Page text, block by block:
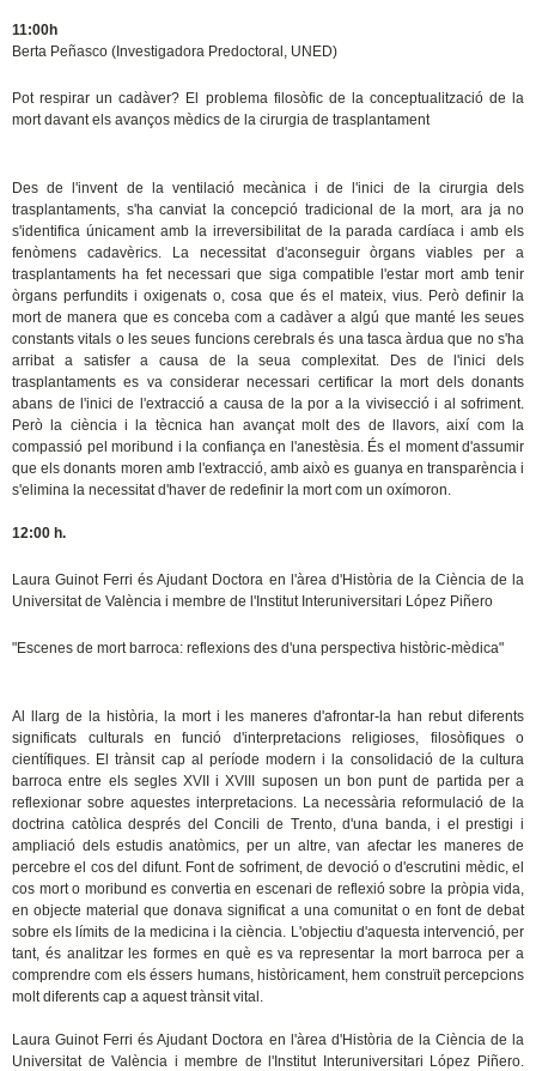
11:00h
Berta Peñasco (Investigadora Predoctoral, UNED)
Pot respirar un cadàver? El problema filosòfic de la conceptualització de la
mort davantels avanços mèdics de la cirurgia de trasplantament
Des de l'invent de la ventilació mecànica i de l'inici de la cirurgia dels
trasplantaments, s'ha canviat la concepció tradicional de la mort, ara ja no
s'identifica únicament amb la irreversibilitat de la parada cardíaca i amb els
fenòmens cadavèrics. La necessitat d'aconseguir òrgans viables per a
trasplantaments ha fet necessari que siga compatible l'estar mort amb tenir
òrgans perfundits i oxigenats o, cosa que és el mateix, vius. Però definir la
mort de manera que es conceba com a cadàver a algú que manté les seues
constants vitals o les seues funcions cerebrals és una tasca àrdua que no s'ha
arribat a satisfer a causa de la seua complexitat. Des de l'inici dels
trasplantaments es va considerar necessari certificar la mort dels donants
abans de l'inici de l'extracció a causa de la por a la vivisecció i al sofriment.
Però la ciència i la tècnica han avançat molt des de llavors, així com la
compassió pel moribund i la confiança en l'anestèsia. És el moment d'assumir
que els donants moren amb l'extracció, amb això es guanya en transparència i
s'elimina la necessitat d'haver de redefinir la mort com un oxímoron.
12:00 h.
Laura Guinot Ferri és Ajudant Doctora en l'àrea d'Història de la Ciència de la
Universitat de València i membre de l'Institut Interuniversitari López Piñero
"Escenes de mort barroca: reflexions des d'una perspectiva històric-mèdica"
Al llarg de la història, la mort i les maneres d'afrontar-la han rebut diferents
significats culturals en funció d'interpretacions religioses, filosòfiques o
científiques. El trànsit cap al període modern i la consolidació de la cultura
barroca entre els segles XVII i XVIII suposen un bon punt de partida per a
reflexionar sobre aquestes interpretacions. La necessària reformulació de la
doctrina catòlica després del Concili de Trento, d'una banda, i el prestigi i
ampliació dels estudis anatòmics, per un altre, van afectar les maneres de
percebre el cos del difunt. Font de sofriment, de devoció o d'escrutini mèdic, el
cos mort o moribund es convertia en escenari de reflexió sobre la pròpia vida,
en objecte material que donava significat a una comunitat o en font de debat
sobre els límits de la medicina i la ciència. L'objectiu d'aquesta intervenció, per
tant, és analitzar les formes en què es va representar la mort barroca per a
comprendre com els éssers humans, històricament, hem construït percepcions
molt diferents cap a aquest trànsit vital.
Laura Guinot Ferri és Ajudant Doctora en l'àrea d'Història de la Ciència de la
Universitat de València i membre de l'Institut Interuniversitari López Piñero.